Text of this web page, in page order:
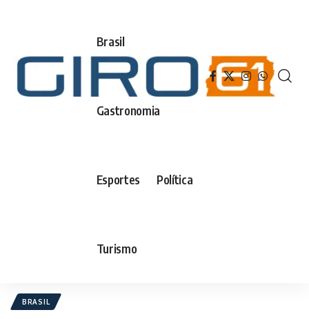
Brasil
Gastronomia
Esportes Política
Turismo
BRASIL